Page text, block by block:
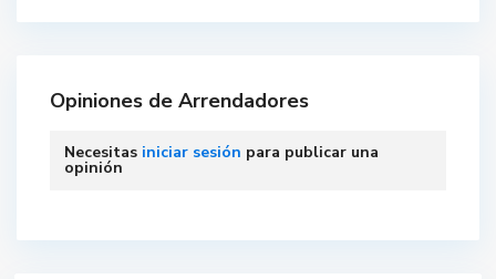
Opiniones de Arrendadores
Necesitas iniciar sesión para publicar una
opinión